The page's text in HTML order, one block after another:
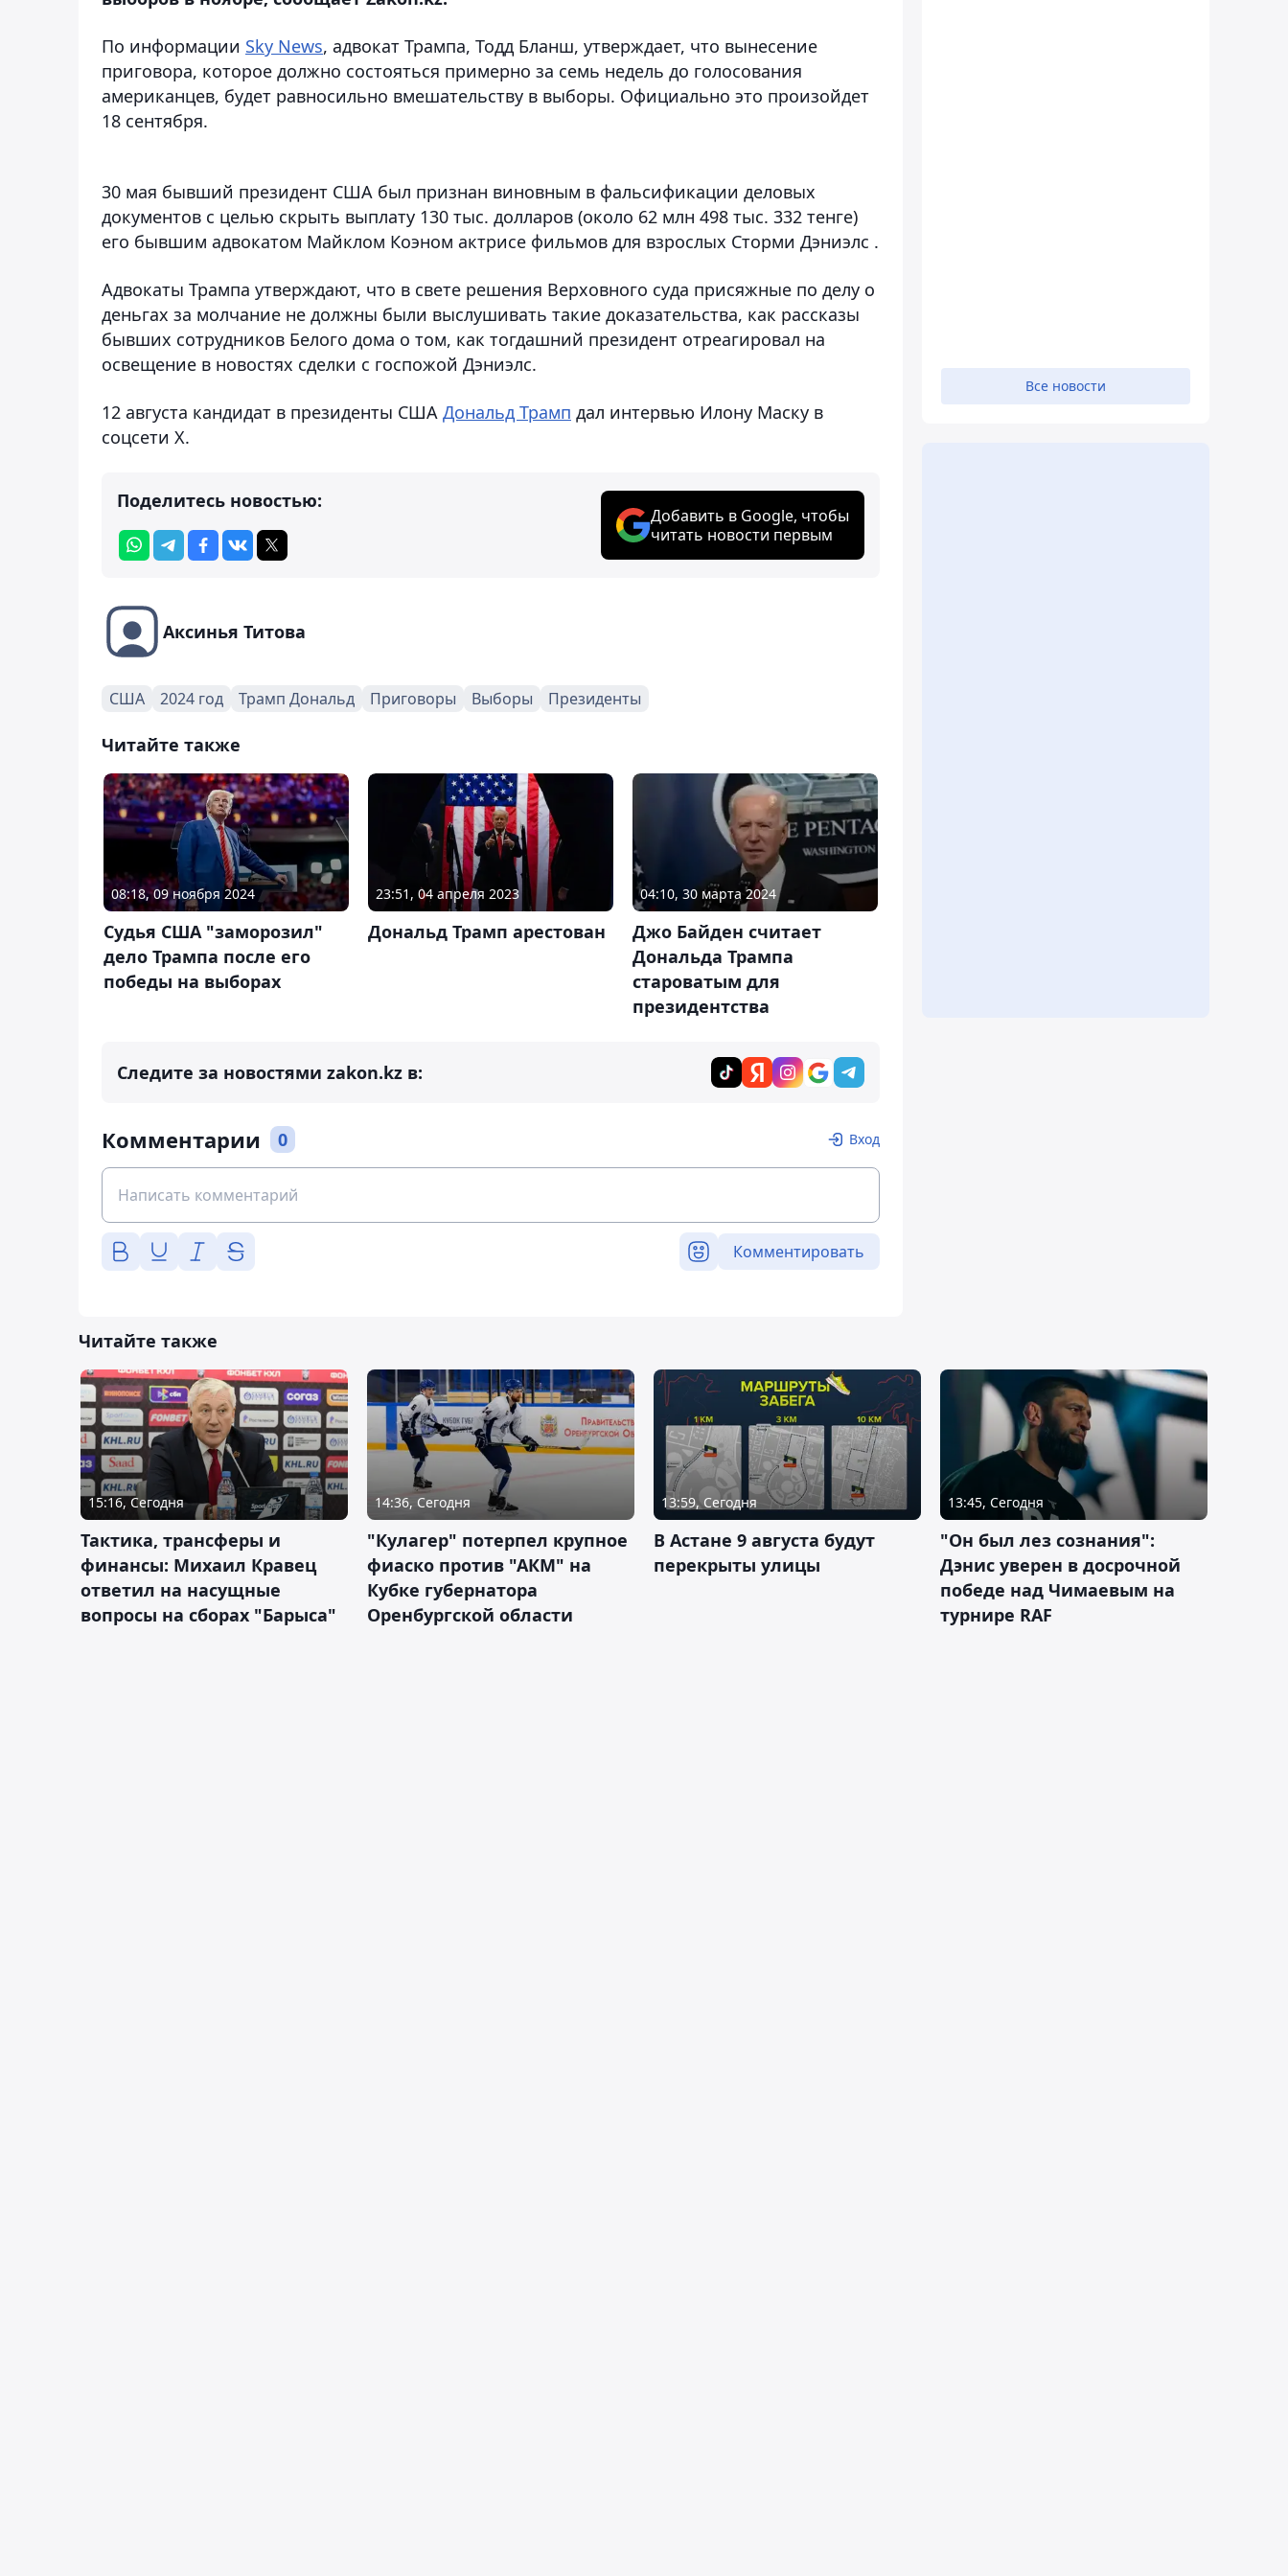
По информации Sky News, адвокат Трампа, Тодд Бланш, утверждает, что вынесение
приговора, которое должно состояться примерно за семь недель до голосования
американцев, будет равносильно вмешательству в выборы. Официально это произойдет
18 сентября.
30 мая бывший президент США был признан виновным в фальсификации деловых
документов с целью скрыть выплату 130 тыс. долларов (около 62 млн 498 тыс. 332 тенге)
его бывшим адвокатом Майклом Коэном актрисе фильмов для взрослых Сторми Дэниэлс .
Адвокаты Трампа утверждают, что в свете решения Верховного суда присяжные по делу о
деньгах за молчание не должны были выслушивать такие доказательства, как рассказы
бывших сотрудников Белого дома о том, как тогдашний президент отреагировал на
освещение в новостях сделки с госпожой Дэниэлс.
12 августа кандидат в президенты США Дональд Трамп дал интервью Илону Маску в
соцсети Х.
Поделитесь новостью:
Добавить в Google, чтобы
читать новости первым
Аксинья Титова
США 2024 год Трамп Дональд Приговоры Выборы Президенты
Читайте также
08:18, 09 ноября 2024
Судья США "заморозил"
дело Трампа после его
победы на выборах
23:51, 04 апреля 2023
Дональд Трамп арестован
04:10, 30 марта 2024
Джо Байден считает
Дональда Трампа
староватым для
президентства
Следите за новостями zakon.kz в:
Комментарии 0 Вход
Комментировать
Все новости
Читайте также
15:16, Сегодня
Тактика, трансферы и
финансы: Михаил Кравец
ответил на насущные
вопросы на сборах "Барыса"
14:36, Сегодня
"Кулагер" потерпел крупное
фиаско против "АКМ" на
Кубке губернатора
Оренбургской области
13:59, Сегодня
В Астане 9 августа будут
перекрыты улицы
13:45, Сегодня
"Он был лез сознания":
Дэнис уверен в досрочной
победе над Чимаевым на
турнире RAF